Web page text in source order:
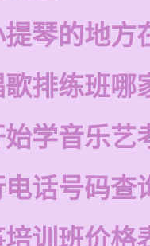
琴的地方
排练班哪
学音乐艺
话号码查
训班价格